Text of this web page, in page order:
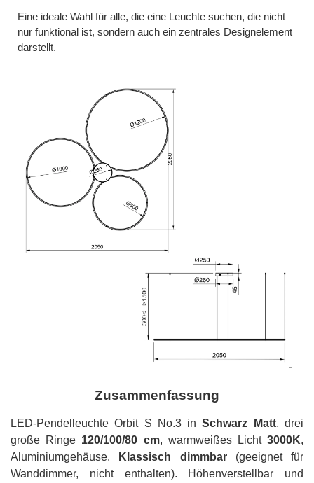
Eine ideale Wahl für alle, die eine Leuchte suchen, die nicht
nur funktional ist, sondern auch ein zentrales Designelement
darstellt.
Zusammenfassung
LED-Pendelleuchte Orbit S No.3 inSchwarz Matt, drei
große Ringe 120/100/80 cm, warmweißes Licht3000K,
Aluminiumgehäuse.
Klassisch dimmbar(geeignet für
Wanddimmer, nicht enthalten). Höhenverstellbar und